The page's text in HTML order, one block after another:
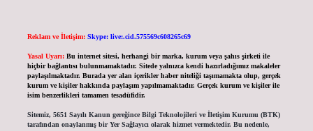
Reklam ve İletişim: Skype: live:.cid.575569c608265c69
Yasal Uyarı: Bu internet sitesi, herhangi bir marka, kurum veya şahıs şirketi ile
hiçbir bağlantısı bulunmamaktadır. Sitede yalnızca kendi hazırladığımız makaleler
paylaşılmaktadır. Burada yer alan içerikler haber niteliği taşımamakta olup, gerçek
kurum ve kişiler hakkında paylaşım yapılmamaktadır. Gerçek kurum ve kişiler ile
isim benzerlikleri tamamen tesadüfidir.
Sitemiz, 5651 Sayılı Kanun gereğince Bilgi Teknolojileri ve İletişim Kurumu (BTK)
tarafından onaylanmış bir Yer Sağlayıcı olarak hizmet vermektedir. Bu nedenle,